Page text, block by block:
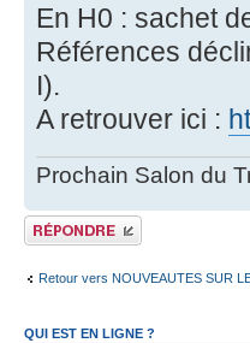
En H0 : sachet
Références
I).
A retrouver ici :
Prochain Salon du
Publier une réponse
Retour vers NOUVEAUTES SUR
QUI EST EN LIGNE ?